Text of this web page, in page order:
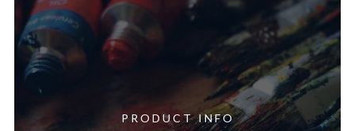
PRODUCT INFO